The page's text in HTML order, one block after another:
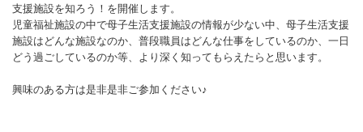
支援施設を知ろう！を開催します。
児童福祉施設の中で母子生活支援施設の情報が少ない中、母子生活支援
施設はどんな施設なのか、普段職員はどんな仕事をしているのか、一日
どう過ごしているのか等、より深く知ってもらえたらと思います。
興味のある方は是非是非ご参加ください♪